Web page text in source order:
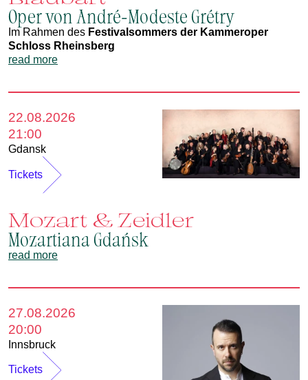
Oper von André-Modeste Grétry
Im Rahmen des Festivalsommers der Kammeroper
Schloss Rheinsberg
read more
22.08.2026
21:00
Gdansk
Tickets
Mozart & Zeidler
Mozartiana Gdańsk
read more
27.08.2026
20:00
Innsbruck
Tickets